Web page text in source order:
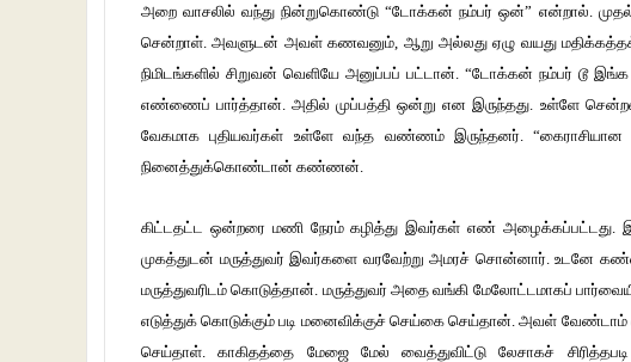
அறை வாசலில் வந்து நின்றுகொண்டு “டோக்கன் நம்பர் ஒன்” என்றால்.
சென்றாள். அவளுடன் அவள் கணவனும், ஆறு அல்லது ஏழு வயது
நிமிடங்களில் சிறுவன் வெளியே அனுப்பப் பட்டான். “டோக்கன் நம்பர்
எண்ணைப் பார்த்தான். அதில் முப்பத்தி ஒன்று என இருந்தது. உள்ளே
வேகமாக புதியவர்கள் உள்ளே வந்த வண்ணம் இருந்தனர்.
நினைத்துக்கொண்டான் கண்ணன்.
கிட்டதட்ட ஒன்றரை மணி நேரம் கழித்து இவர்கள் எண் அழைக்கப்பட்டது.
முகத்துடன் மருத்துவர் இவர்களை வரவேற்று அமரச் சொன்னார். உடனே
மருத்துவரிடம் கொடுத்தான். மருத்துவர் அதை வங்கி மேலோட்டமாகப்
எடுத்துக் கொடுக்கும் படி மனைவிக்குச் செய்கை செய்தான். அவள்
செய்தாள். காகிதத்தை மேஜை மேல் வைத்துவிட்டு லேசாகச்